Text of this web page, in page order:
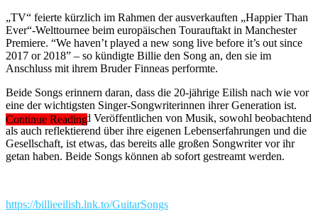
„TV“ feierte kürzlich im Rahmen der ausverkauften „Happier Than
Ever“-Welttournee beim europäischen Tourauftakt in Manchester
Premiere. “We haven’t played a new song live before it’s out since
2017 or 2018” – so kündigte Billie den Song an, den sie im
Anschluss mit ihrem Bruder Finneas performte.
Beide Songs erinnern daran, dass die 20-jährige Eilish nach wie vor
eine der wichtigsten Singer-Songwriterinnen ihrer Generation ist.
Das Schreiben und Veröffentlichen von Musik, sowohl beobachtend
als auch reflektierend über ihre eigenen Lebenserfahrungen und die
Gesellschaft, ist etwas, das bereits alle großen Songwriter vor ihr
getan haben. Beide Songs können ab sofort gestreamt werden.
https://billieeilish.lnk.to/GuitarSongs
Continue Reading